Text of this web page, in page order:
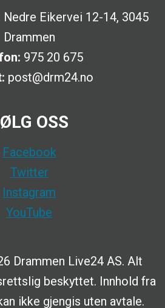
Nedre Eikervei 12-14, 3045
Drammen
975 20 675
post@drm24.no
OSS
Facebook
Twitter
Instagram
YouTube
Drammen Live24 AS. Alt
beskyttet. Innhold fra
ikke gjengis uten avtale.